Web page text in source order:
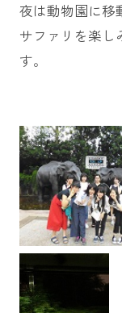
夜は動物園に移
サファリを楽し
す。